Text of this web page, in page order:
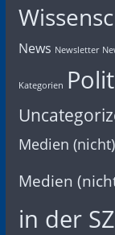
News Newsletter
Kategorien
Medien
Medien
in der